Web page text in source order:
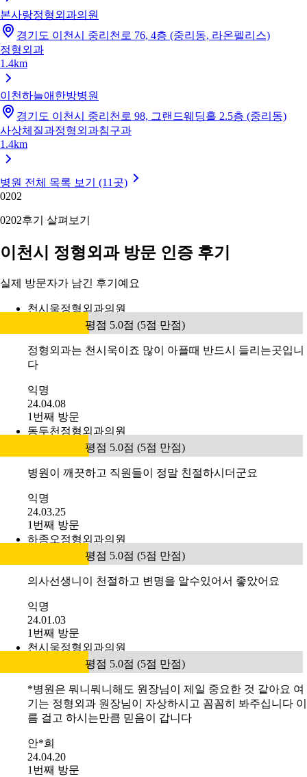
본사랑정형외과의원
경기도 이천시 중리천로 76, 4층 (중리동, 라온펠리스)
정형외과
1.4km
이천하늘애한방병원
경기도 이천시 중리천로 98, 그랜드웨딩홀 2.5층 (중리동)
사상체질과정형외과침구과
1.4km
병원 전체 목록 보기 (11곳)
0202
0202후기 살펴보기
이천시 정형외과 방문 인증 후기
실제 방문자가 남긴 후기예요
천시욱정형외과의원
평점 5.0점 (5점 만점)
정형외과는 천시욱이죠 많이 아플때 반드시 들리는곳입니
다
익명
24.04.08
1번째 방문
동두천정형외과의원
평점 5.0점 (5점 만점)
병원이 깨끗하고 직원들이 정말 친절하시더군요
익명
24.03.25
1번째 방문
하종오정형외과의원
평점 5.0점 (5점 만점)
의사선생니이 천절하고 변명을 알수있어서 좋았어요
익명
24.01.03
1번째 방문
천시욱정형외과의원
평점 5.0점 (5점 만점)
*병원은 뭐니뭐니해도 원장님이 제일 중요한 것 같아요 여
기는 정형외과 원장님이 자상하시고 꼼꼼히 봐주십니다 이
름 걸고 하시는만큼 믿음이 갑니다
안*희
24.04.20
1번째 방문